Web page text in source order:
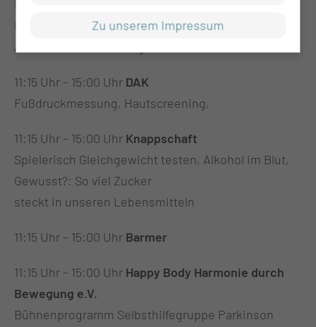
Ernährung/Bewegung,
Alterssimulationsanzug
11:15 Uhr – 15:00 Uhr DAK
Fußdruckmessung, Hautscreening,
11:15 Uhr – 15:00 Uhr Knappschaft
Spielerisch Gleichgewicht testen, Alkohol im Blut,
Gewusst?: So viel Zucker
steckt in unseren Lebensmitteln
11:15 Uhr – 15:00 Uhr Barmer
11:15 Uhr – 15:00 Uhr Happy Body Harmonie durch
Bewegung e.V.
Bühnenprogramm Selbsthilfegruppe Parkinson
Zu unserem Impressum